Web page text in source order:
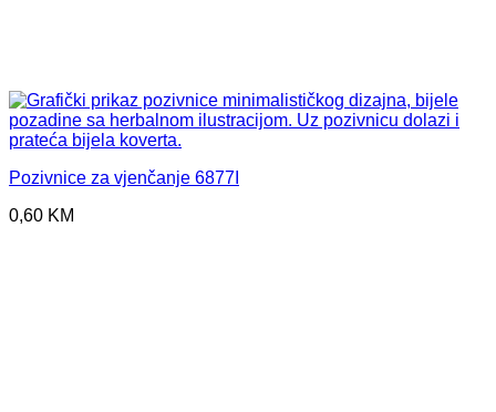
Pozivnice za vjenčanje 6877I
0,60 KM